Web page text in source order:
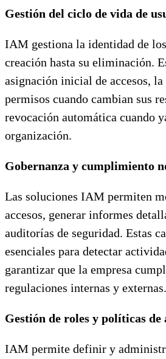
Gestión del ciclo de vida de
IAM gestiona la identidad de
creación hasta su eliminación.
asignación inicial de accesos,
permisos cuando cambian sus
revocación automática cuando
organización.
Gobernanza y cumplimiento
Las soluciones IAM permiten
accesos, generar informes
auditorías de seguridad. Estas
esenciales para detectar
garantizar que la empresa
regulaciones internas y externas.
Gestión de roles y políticas de
IAM permite definir y